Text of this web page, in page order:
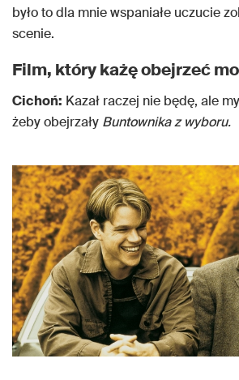
było to dla mnie wspaniałe uczucie
scenie.
Film, który każę obejrzeć
Cichoń: Kazał raczej nie będę, ale
żeby obejrzały Buntownika z wyboru.